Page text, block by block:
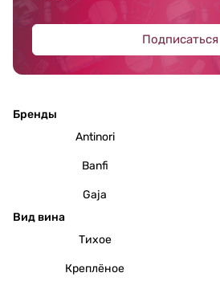
Подписаться
Бренды
Antinori
Banfi
Gaja
Вид вина
Тихое
Креплёное